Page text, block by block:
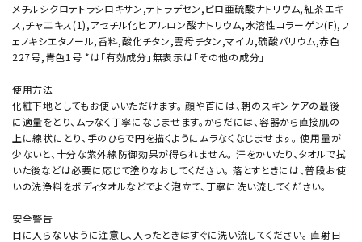
メチルシクロテトラシロキサン,テトラデセン,ピロ亜硫酸ナトリウム,紅茶エキ
ス,チャエキス(1),アセチル化ヒアルロン酸ナトリウム,水溶性コラーゲン(F),フ
ェノキシエタノール,香料,酸化チタン,雲母チタン,マイカ,硫酸バリウム,赤色
227号,青色1号 *は「有効成分」無表示は「その他の成分」
使用方法
化粧下地としてもお使いいただけます。 顔や首には、朝のスキンケアの最後
に適量をとり、ムラなく丁寧になじませます。からだには、容器から直接肌の
上に線状にとり、手のひらで円を描くようにムラなくなじませます。 使用量が
少ないと、十分な紫外線防御効果が得られません。 汗をかいたり、タオルで拭
いた後などは必要に応じて塗りなおしてください。 落とすときには、普段お使
いの洗浄料をボディタオルなどでよく泡立て、丁寧に洗い流してください。
安全警告
目に入らないように注意し、入ったときはすぐに洗い流してください。 直射日